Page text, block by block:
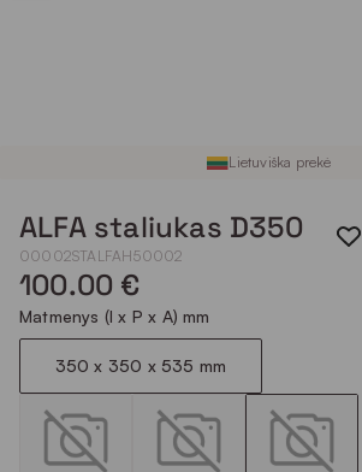
Lietuviška prekė
ALFA staliukas D350
00002STALFAH50002
100.00 €
Matmenys (I x P x A) mm
350 x 350 x 535 mm